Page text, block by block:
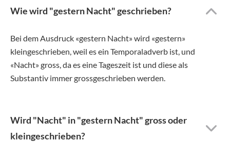
Wie wird "gestern Nacht" geschrieben?
Bei dem Ausdruck «gestern Nacht» wird «gestern»
kleingeschrieben, weil es ein Temporaladverb ist, und
«Nacht» gross, da es eine Tageszeit ist und diese als
Substantiv immer grossgeschrieben werden.
Wird "Nacht" in "gestern Nacht" gross oder
kleingeschrieben?